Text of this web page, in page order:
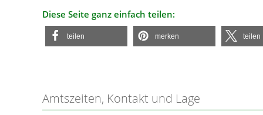
Diese Seite ganz einfach teilen:
teilen merken teilen
Amtszeiten, Kontakt und Lage